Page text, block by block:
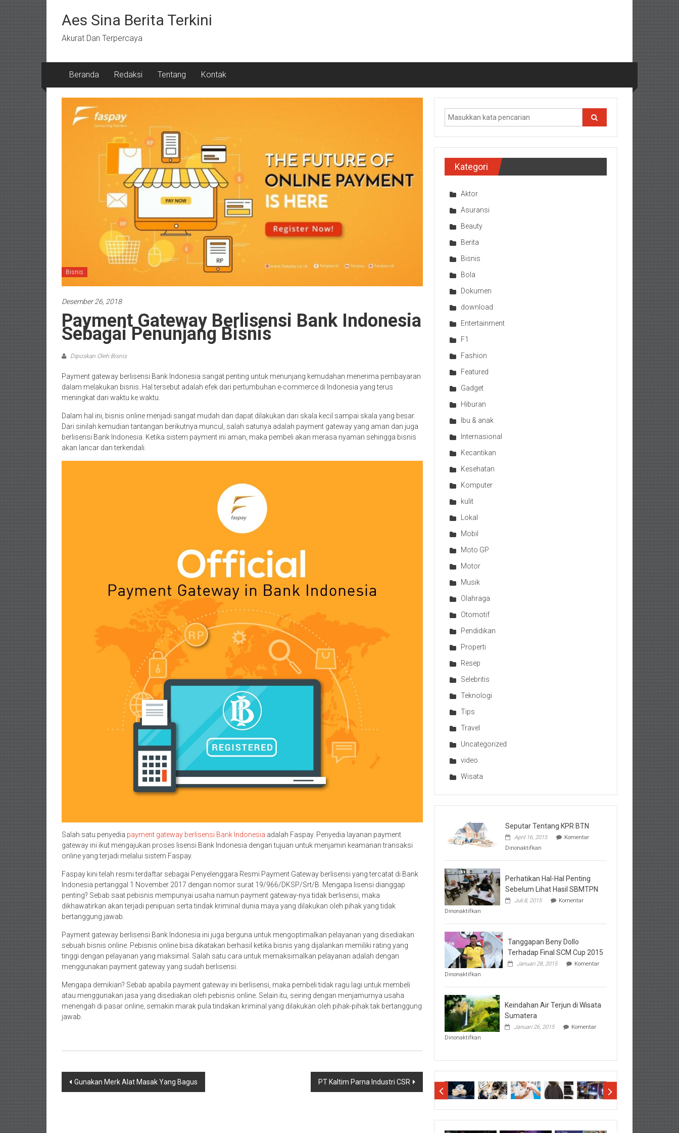
kontenAes Sina Berita Terkini
Akurat Dan Terpercaya
Beranda Redaksi Tentang Kontak
Bisnis
Desember 26, 2018
Payment Gateway Berlisensi Bank Indonesia
Sebagai Penunjang Bisnis
Diposkan Oleh:Bisnis
Payment gateway berlisensi Bank Indonesia sangat penting untuk menunjang kemudahan menerima pembayaran
dalam melakukan bisnis. Hal tersebut adalah efek dari pertumbuhan e-commerce di Indonesia yang terus
meningkat dari waktu ke waktu.
Dalam hal ini, bisnis online menjadi sangat mudah dan dapat dilakukan dari skala kecil sampai skala yang besar.
Dari sinilah kemudian tantangan berikutnya muncul, salah satunya adalah payment gateway yang aman dan juga
berlisensi Bank Indonesia. Ketika sistem payment ini aman, maka pembeli akan merasa nyaman sehingga bisnis
akan lancar dan terkendali.
Salah satu penyedia payment gateway berlisensi Bank Indonesia adalah Faspay. Penyedia layanan payment
gateway ini ikut mengajukan proses lisensi Bank Indonesia dengan tujuan untuk menjamin keamanan transaksi
online yang terjadi melalui sistem Faspay.
Faspay kini telah resmi terdaftar sebagai Penyelenggara Resmi Payment Gateway berlisensi yang tercatat di Bank
Indonesia pertanggal 1 November 2017 dengan nomor surat 19/966/DKSP/Srt/B. Mengapa lisensi dianggap
penting? Sebab saat pebisnis mempunyai usaha namun payment gateway-nya tidak berlisensi, maka
dikhawatirkan akan terjadi penipuan serta tindak kriminal dunia maya yang dilakukan oleh pihak yang tidak
bertanggung jawab.
Payment gateway berlisensi Bank Indonesia ini juga berguna untuk mengoptimalkan pelayanan yang disediakan
sebuah bisnis online. Pebisnis online bisa dikatakan berhasil ketika bisnis yang dijalankan memiliki rating yang
tinggi dengan pelayanan yang maksimal. Salah satu cara untuk memaksimalkan pelayanan adalah dengan
menggunakan payment gateway yang sudah berlisensi.
Mengapa demikian? Sebab apabila payment gateway ini berlisensi, maka pembeli tidak ragu lagi untuk membeli
atau menggunakan jasa yang disediakan oleh pebisnis online. Selain itu, seiring dengan menjamurnya usaha
menengah di pasar online, semakin marak pula tindakan kriminal yang dilakukan oleh pihak-pihak tak bertanggung
jawab.
Navigasi
Gunakan Merk Alat Masak Yang Bagus PT Kaltim Parna Industri CSR
Kategori
Aktor
Asuransi
Beauty
Berita
Bisnis
Bola
Dokumen
download
Entertainment
F1
Fashion
Featured
Gadget
Hiburan
Ibu & anak
Internasional
Kecantikan
Kesehatan
Komputer
kulit
Lokal
Mobil
Moto GP
Motor
Musik
Olahraga
Otomotif
Pendidikan
Properti
Resep
Selebritis
Teknologi
Tips
Travel
Uncategorized
video
Wisata
Seputar Tentang KPR BTN
April 16, 2015
Komentar
Dinonaktifkan
Tentang
BTN
Perhatikan Hal-Hal Penting
Sebelum Lihat Hasil SBMTPN
Juli 8, 2015
Komentar
Dinonaktifkan
Hal-
Hal
Penting
Sebelum
Lihat
Hasil
Tanggapan Beny Dollo
Terhadap Final SCM Cup 2015
Januari 28, 2015
Komentar
Dinonaktifkan
Beny
Dollo
Terhadap
Final
SCM
Cup
Keindahan Air Terjun di Wisata
Sumatera
Januari 26, 2015
Komentar
Dinonaktifkan
Terjun
Sumatera